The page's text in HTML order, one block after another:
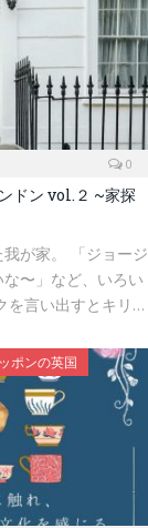
0
ドン vol.２ ~家探
が家。 「ジョージ
〜」など、いろい
を言い出すとキリ…
ポンの英国